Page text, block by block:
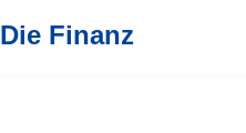
Die Finanz